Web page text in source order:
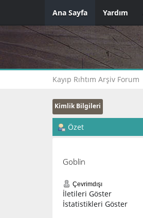
Ana Sayfa Yardım
Kayıp Rıhtım Arşiv Forum
Kimlik Bilgileri
Özet
Goblin
Çevrimdışı
İletileri Göster
İstatistikleri Göster